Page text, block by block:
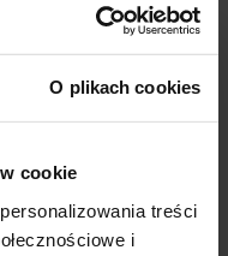
O plikach cookies
cookie
treści
i